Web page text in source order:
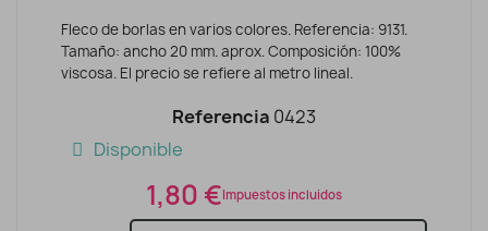
Fleco de borlas en varios colores. Referencia: 9131.
Tamaño: ancho 20 mm. aprox. Composición: 100%
viscosa. El precio se refiere al metro lineal.
Referencia 0423
Disponible
1,80 €Impuestos incluidos